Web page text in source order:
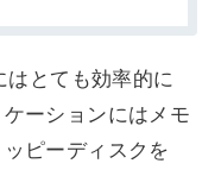
はとても効率的に
ーションにはメモ
ピーディスクを